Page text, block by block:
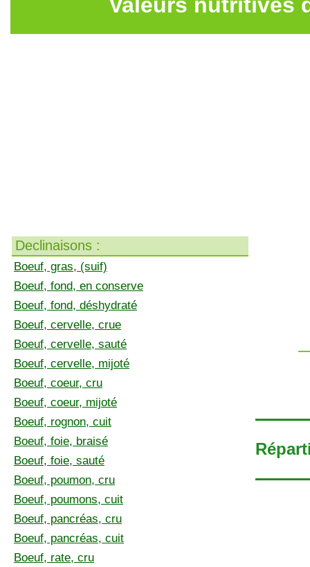
Declinaisons :
Boeuf, gras, (suif)
Boeuf, fond, en conserve
Boeuf, fond, déshydraté
Boeuf, cervelle, crue
Boeuf, cervelle, sauté
Boeuf, cervelle, mijoté
Boeuf, coeur, cru
Boeuf, coeur, mijoté
Boeuf, rognon, cuit
Boeuf, foie, braisé
Boeuf, foie, sauté
Boeuf, poumon, cru
Boeuf, poumons, cuit
Boeuf, pancréas, cru
Boeuf, pancréas, cuit
Boeuf, rate, cru